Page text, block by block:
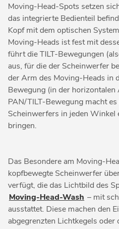
Moving-Head-Spots setzen
das integrierte Bedienteil
Kopf mit dem optischen
Moving-Heads ist fest mit
führt die TILT-Bewegungen
aus, für die der Scheinwerfer
der Arm des Moving-Heads in
Bewegung (in der
PAN/TILT-Bewegung macht
Scheinwerfers in jeden Winkel
bringen.
Das Besondere am Moving-
kopfbewegte Scheinwerfer
verfügt, die das Lichtbild des
Moving-Head-Wash – mit
ausstattet. Diese machen den
abgegrenzten Lichtkegels oder